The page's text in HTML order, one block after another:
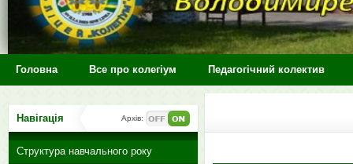
Головна Все про колегіум Педагогічний колектив
Навігація Архів:
Структура навчального року